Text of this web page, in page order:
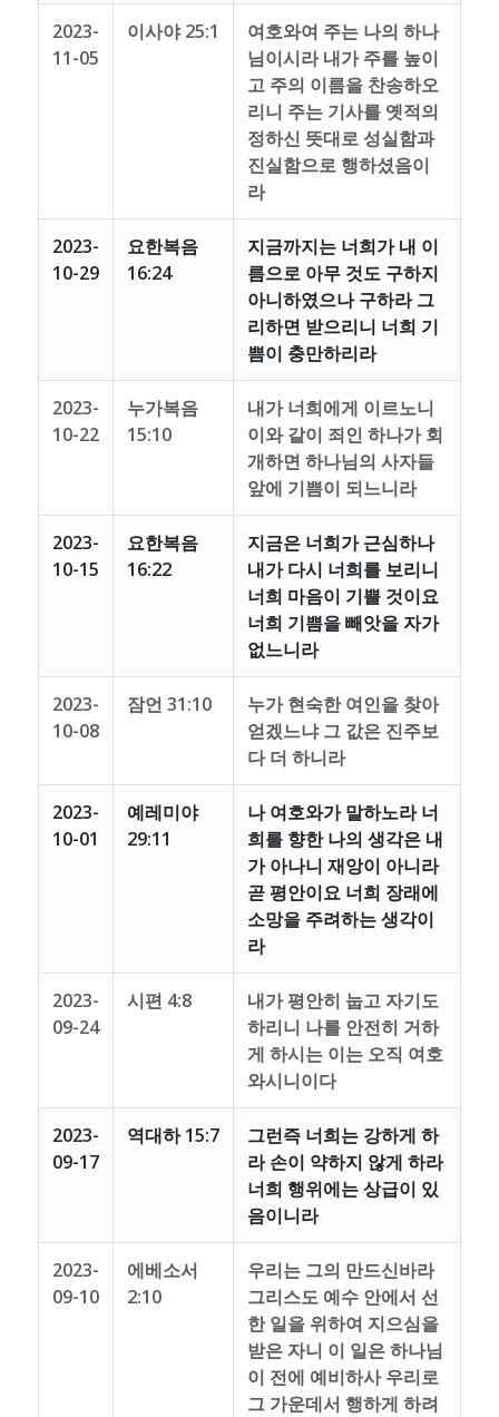
2023-
11-05
이사야 25:1
여호와여 주는 나의 하나
님이시라 내가 주를 높이
고 주의 이름을 찬송하오
리니 주는 기사를 옛적의
정하신 뜻대로 성실함과
진실함으로 행하셨음이
라
2023-
10-29
요한복음
16:24
지금까지는 너희가 내 이
름으로 아무 것도 구하지
아니하였으나 구하라 그
리하면 받으리니 너희 기
쁨이 충만하리라
2023-
10-22
누가복음
15:10
내가 너희에게 이르노니
이와 같이 죄인 하나가 회
개하면 하나님의 사자들
앞에 기쁨이 되느니라
2023-
10-15
요한복음
16:22
지금은 너희가 근심하나
내가 다시 너희를 보리니
너희 마음이 기쁠 것이요
너희 기쁨을 빼앗을 자가
없느니라
2023-
10-08
잠언 31:10
누가 현숙한 여인을 찾아
얻겠느냐 그 값은 진주보
다 더 하니라
2023-
10-01
예레미야
29:11
나 여호와가 말하노라 너
희를 향한 나의 생각은 내
가 아나니 재앙이 아니라
곧 평안이요 너희 장래에
소망을 주려하는 생각이
라
2023-
09-24
시편 4:8
내가 평안히 눕고 자기도
하리니 나를 안전히 거하
게 하시는 이는 오직 여호
와시니이다
2023-
09-17
역대하 15:7
그런즉 너희는 강하게 하
라 손이 약하지 않게 하라
너희 행위에는 상급이 있
음이니라
2023-
09-10
에베소서
2:10
우리는 그의 만드신바라
그리스도 예수 안에서 선
한 일을 위하여 지으심을
받은 자니 이 일은 하나님
이 전에 예비하사 우리로
그 가운데서 행하게 하려